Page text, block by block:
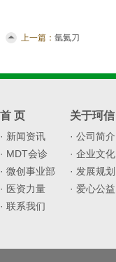
上一篇： 氩氦刀
首 页
· 新闻资讯
· MDT会诊
· 微创事业部
· 医资力量
· 联系我们
关于珂信
· 公司简介
· 企业文化
· 发展规划
· 爱心公益